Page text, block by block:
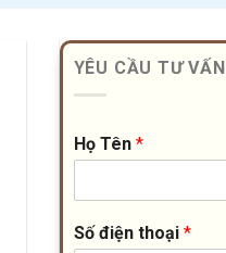
YÊU CẦU TƯ VẤN
Họ Tên *
Số điện thoại *